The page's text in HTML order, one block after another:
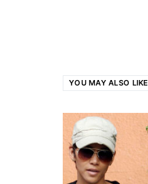
YOU MAY ALSO LIKE